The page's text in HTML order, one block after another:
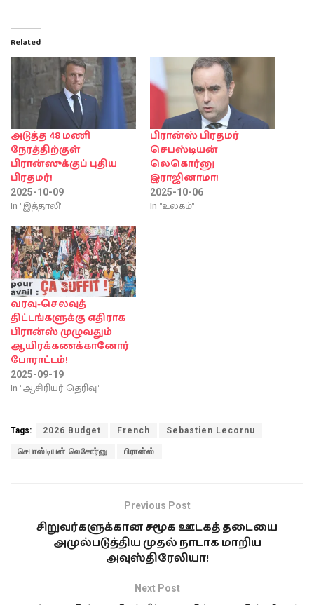
Related
அடுத்த 48 மணி
நேரத்திற்குள்
பிரான்ஸுக்குப் புதிய
பிரதமர்!
2025-10-09
In "இத்தாலி"
பிரான்ஸ் பிரதமர்
செபஸ்டியன்
லெகொர்னு
இராஜினாமா!
2025-10-06
In "உலகம்"
வரவு-செலவுத்
திட்டங்களுக்கு எதிராக
பிரான்ஸ் முழுவதும்
ஆயிரக்கணக்கானோர்
போராட்டம்!
2025-09-19
In "ஆசிரியர் தெரிவு"
Tags: 2026 Budget French Sebastien Lecornu
செபாஸ்டியன் லெகோர்னு பிரான்ஸ்
Previous Post
சிறுவர்களுக்கான சமூக ஊடகத் தடையை
அமுல்படுத்திய முதல் நாடாக மாறிய
அவுஸ்திரேலியா!
Next Post